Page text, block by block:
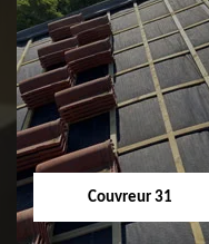
Couvreur 31